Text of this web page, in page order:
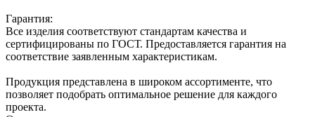
Гарантия:
Все изделия соответствуют стандартам качества и
сертифицированы по ГОСТ. Предоставляется гарантия на
соответствие заявленным характеристикам.
Продукция представлена в широком ассортименте, что
позволяет подобрать оптимальное решение для каждого
проекта.